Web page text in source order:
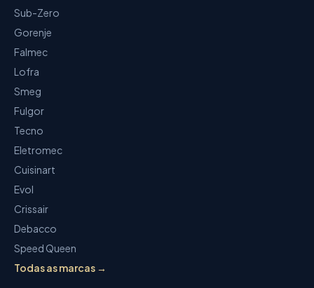
Sub-Zero
Gorenje
Falmec
Lofra
Smeg
Fulgor
Tecno
Eletromec
Cuisinart
Evol
Crissair
Debacco
Speed Queen
Todas as marcas →